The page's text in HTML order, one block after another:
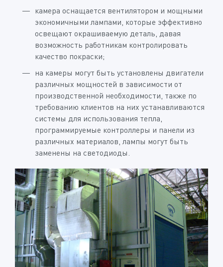
камера оснащается вентилятором и мощными
экономичными лампами, которые эффективно
освещают окрашиваемую деталь, давая
возможность работникам контролировать
качество покраски;
на камеры могут быть установлены двигатели
различных мощностей в зависимости от
производственной необходимости, также по
требованию клиентов на них устанавливаются
системы для использования тепла,
программируемые контроллеры и панели из
различных материалов, лампы могут быть
заменены на светодиоды.